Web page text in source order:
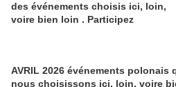
des événements choisis ici, loin,
voire bien loin . Participez
AVRIL 2026 événements polonais
nous choisissons ici, loin, voire